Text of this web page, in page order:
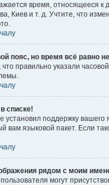
время, относящееся к
Киев и т. д. Учтите, что
пояс, но время всё равно
правильно указали
списке!
установил поддержку
вам языковой пакет. Если
рядом с моим
могут